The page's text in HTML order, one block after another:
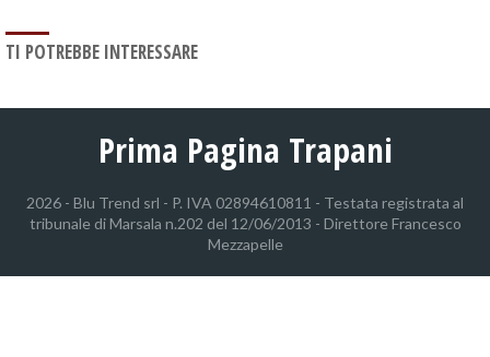
TI POTREBBE INTERESSARE
Prima Pagina Trapani
2026 - Blu Trend srl - P. IVA 02894610811 - Testata registrata al
tribunale di Marsala n.202 del 12/06/2013 - Direttore Francesco
Mezzapelle